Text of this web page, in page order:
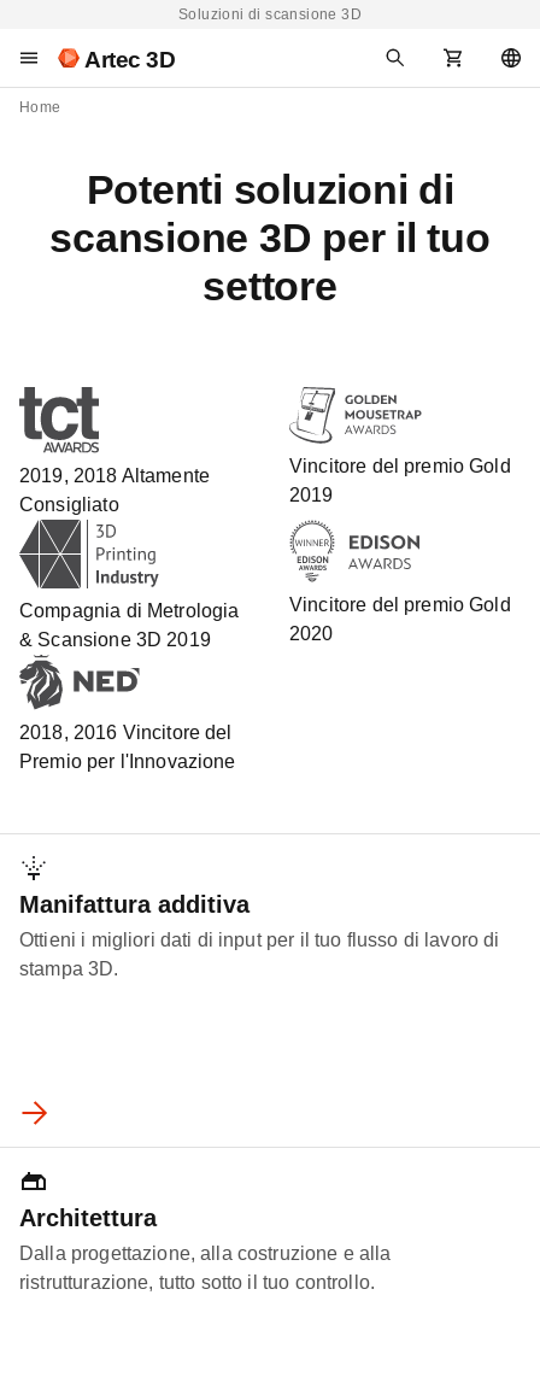
Soluzioni di scansione 3D
Artec 3D
Home
Potenti soluzioni di
scansione 3D per il tuo
settore
2019, 2018 Altamente
Consigliato
Vincitore del premio Gold
2019
Compagnia di Metrologia
& Scansione 3D 2019
Vincitore del premio Gold
2020
2018, 2016 Vincitore del
Premio per l'Innovazione
Manifattura additiva
Ottieni i migliori dati di input per il tuo flusso di lavoro di
stampa 3D.
Architettura
Dalla progettazione, alla costruzione e alla
ristrutturazione, tutto sotto il tuo controllo.